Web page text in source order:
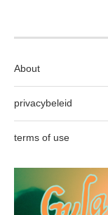
About
privacybeleid
terms of use